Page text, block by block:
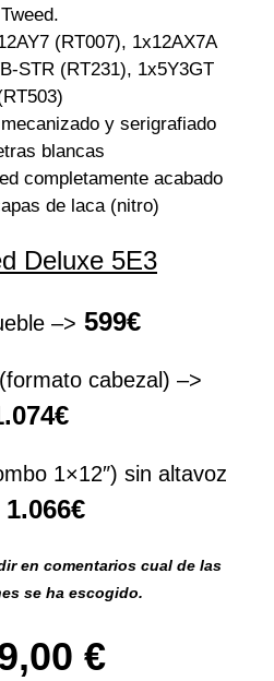
Tweed.
(RT007), 1x12AX7A
STR (RT231), 1x5Y3GT
y serigrafiado
blancas
completamente acabado
de laca (nitro)
Deluxe 5E3
–> 599€
cabezal) –>
1×12″) sin altavoz
1.066€
en comentarios cual de las
se ha escogido.
€